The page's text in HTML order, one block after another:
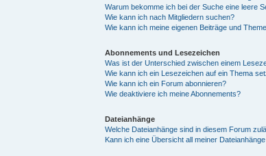
Warum bekomme ich bei der Suche eine leere
Wie kann ich nach Mitgliedern suchen?
Wie kann ich meine eigenen Beiträge und
Abonnements und Lesezeichen
Was ist der Unterschied zwischen einem
Wie kann ich ein Lesezeichen auf ein Thema
Wie kann ich ein Forum abonnieren?
Wie deaktiviere ich meine Abonnements?
Dateianhänge
Welche Dateianhänge sind in diesem Forum
Kann ich eine Übersicht all meiner